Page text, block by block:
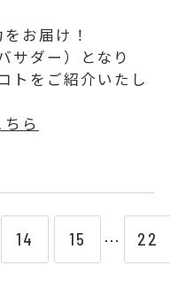
お届け！
サダー）となり
トをご紹介いたし
ら
14 15 ⋯ 22